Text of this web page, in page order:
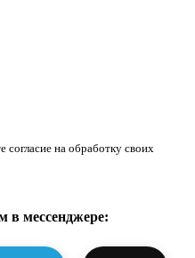
на обработку своих
в мессенджере: